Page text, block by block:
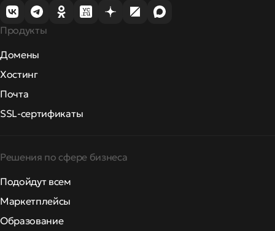
Продукты
Домены
Хостинг
Почта
SSL-сертификаты
Решения по сфере бизнеса
Подойдут всем
Маркетплейсы
Образование